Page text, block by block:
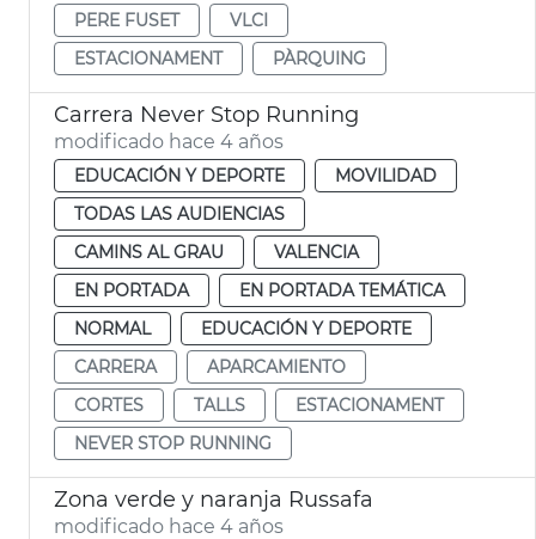
PERE FUSET
VLCI
ESTACIONAMENT
PÀRQUING
Carrera Never Stop Running
modificado hace 4 años
EDUCACIÓN Y DEPORTE
MOVILIDAD
TODAS LAS AUDIENCIAS
CAMINS AL GRAU
VALENCIA
EN PORTADA
EN PORTADA TEMÁTICA
NORMAL
EDUCACIÓN Y DEPORTE
CARRERA
APARCAMIENTO
CORTES
TALLS
ESTACIONAMENT
NEVER STOP RUNNING
Zona verde y naranja Russafa
modificado hace 4 años